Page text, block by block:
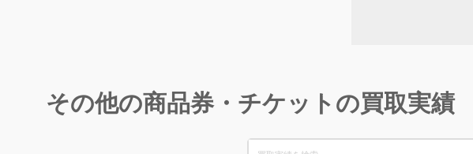
その他の商品券・チケットの買取実績
Search